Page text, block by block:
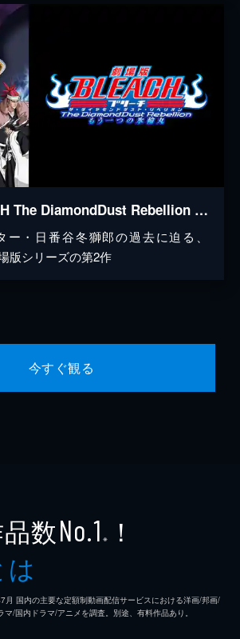
劇場版BLEACH The DiamondDust Rebellion もう一つの氷輪丸
ー・日番谷冬獅郎の過去に迫る、
版シリーズの第2作
今すぐ観る
数No.1 ※ ！
は
国内の主要な定額制動画配信サービスにおける洋画/邦画/
/国内ドラマ/アニメを調査。別途、有料作品あり。